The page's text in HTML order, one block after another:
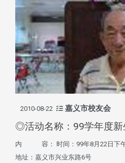
2010-08-22 嘉义市校友会
◎活动名称：99学年度新
内 容： 时间：99年8月22日下午
地址：嘉义市兴业东路6号